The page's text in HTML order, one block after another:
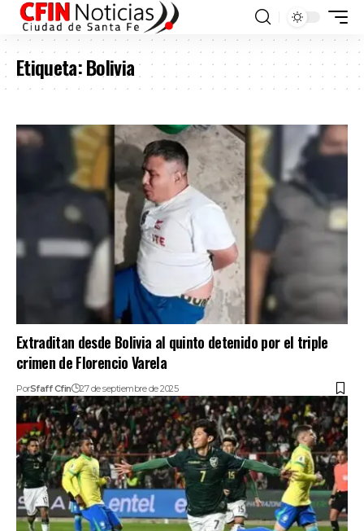
Etiqueta:Bolivia
Extraditan desde Bolivia al quinto detenido por el triple
crimen de Florencio Varela
PorSfaff Cfin 27 de septiembre de 2025